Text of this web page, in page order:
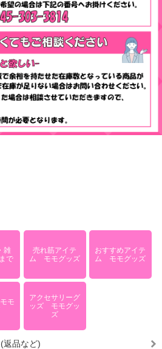
雑
で
売れ筋アイテ
ム モモグッズ
おすすめアイテ
ム モモグッズ
モ
アクセサリーグ
ッズ モモグッ
ズ
返品など)